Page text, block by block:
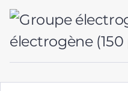
électrogène